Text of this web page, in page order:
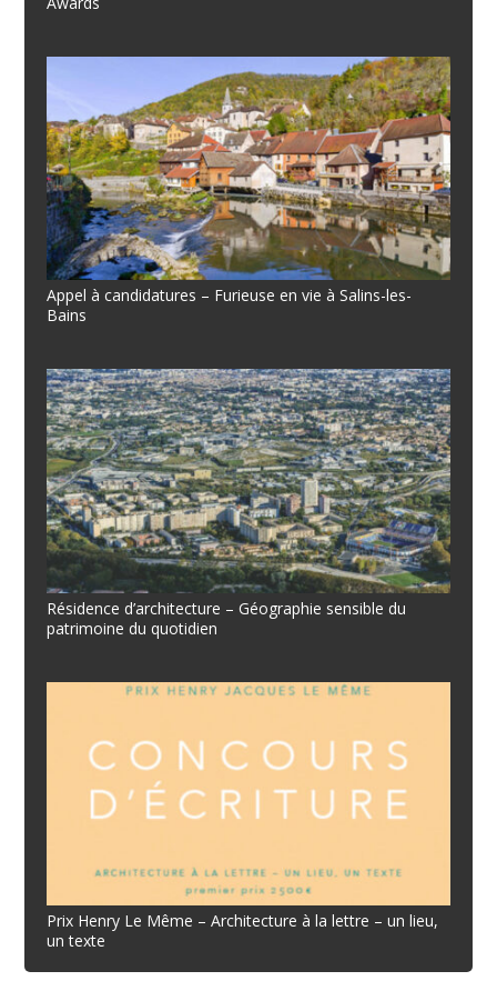
Appel à candidatures – Furieuse en vie à Salins-les-
Bains
Résidence d’architecture – Géographie sensible du
patrimoine du quotidien
Prix Henry Le Même – Architecture à la lettre – un lieu,
un texte